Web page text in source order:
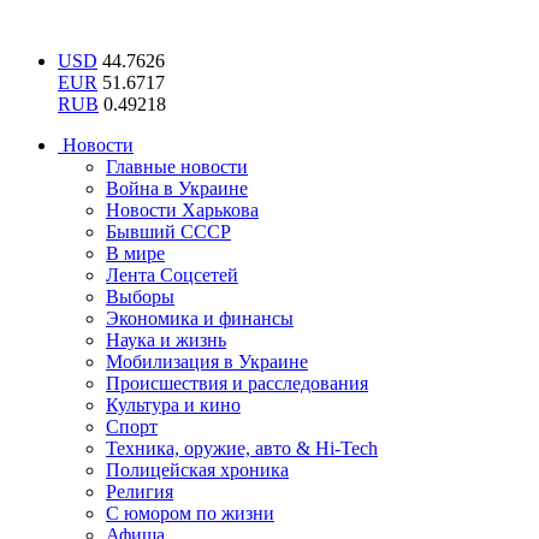
USD 44.7626
EUR 51.6717
RUB 0.49218
Новости
Главные новости
Война в Украине
Новости Харькова
Бывший СССР
В мире
Лента Соцсетей
Выборы
Экономика и финансы
Наука и жизнь
Мобилизация в Украине
Происшествия и расследования
Культура и кино
Спорт
Техника, оружие, авто & Hi-Tech
Полицейская хроника
Религия
С юмором по жизни
Афиша